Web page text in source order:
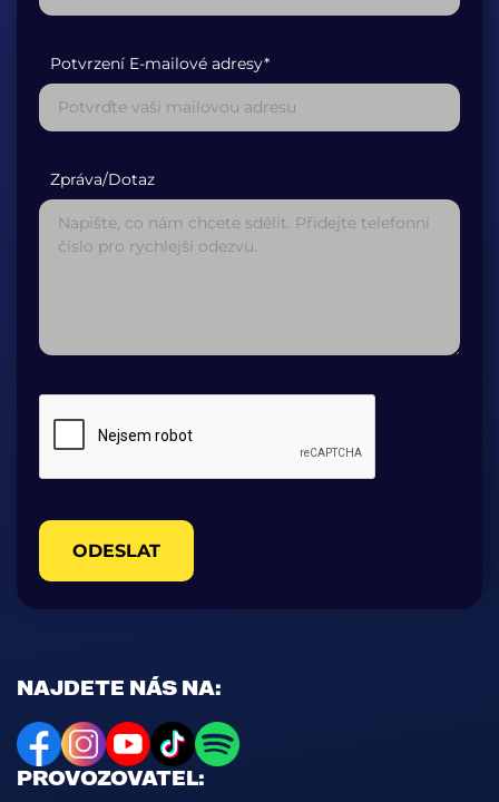
NAJDETE NÁS NA:
PROVOZOVATEL:
Potvrzení E-mailové adresy*
Zpráva/Dotaz
ODESLAT